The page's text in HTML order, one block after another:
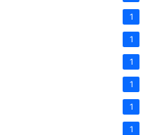
1
1
1
1
1
1